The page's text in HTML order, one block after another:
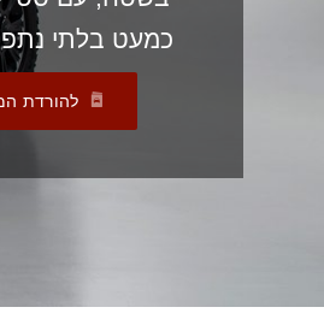
כמעט בלתי
להורדת